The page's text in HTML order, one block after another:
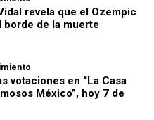
revela que el Ozempic
borde de la muerte
votaciones en “La Casa
México”, hoy 7 de